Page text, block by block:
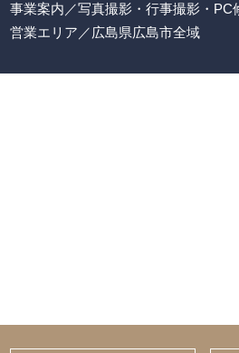
事業案内／写真撮影・行事撮影・PC
営業エリア／広島県広島市全域